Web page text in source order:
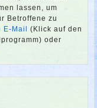
lassen, um
Betroffene zu
Mail
(Klick auf den
oder